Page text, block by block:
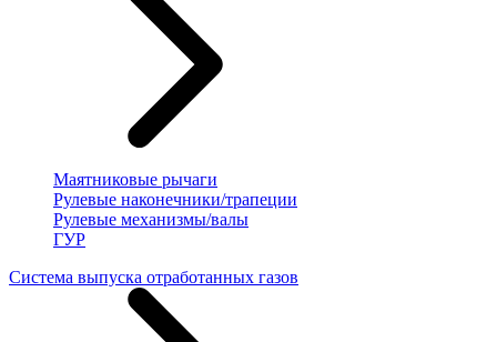
Маятниковые рычаги
Рулевые наконечники/трапеции
Рулевые механизмы/валы
ГУР
Система выпуска отработанных газов